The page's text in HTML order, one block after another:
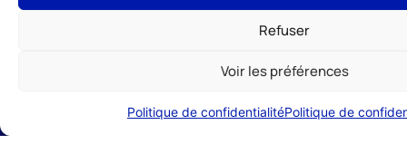
Refuser
Voir les préférences
Politique de confidentialitéPolitique de
74